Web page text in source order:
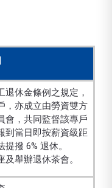
休金條例之規定，
，亦成立由勞資雙方
會，共同監督該專戶
到當日即按薪資級距
撥 6% 退休。
舉辦退休茶會。